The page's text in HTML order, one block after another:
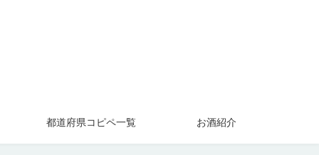
都道府県コピペ一覧 お酒紹介